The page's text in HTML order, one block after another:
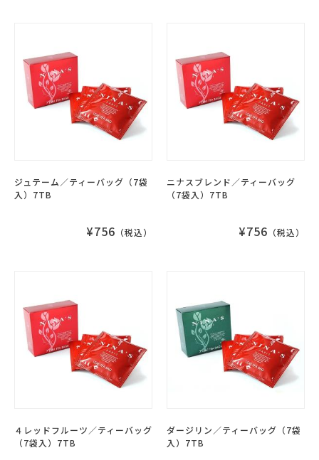
ジュテーム／ティーバッグ（7袋
入）7TB
¥756 （税込）
ニナスブレンド／ティーバッグ
（7袋入）7TB
¥756 （税込）
４レッドフルーツ／ティーバッグ
（7袋入）7TB
ダージリン／ティーバッグ（7袋
入）7TB